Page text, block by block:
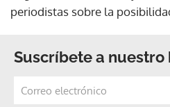
periodistas sobre la
Suscríbete a nuestro